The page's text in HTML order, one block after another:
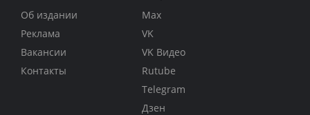
Об издании
Реклама
Вакансии
Контакты
Max
VK
VK Видео
Rutube
Telegram
Дзен